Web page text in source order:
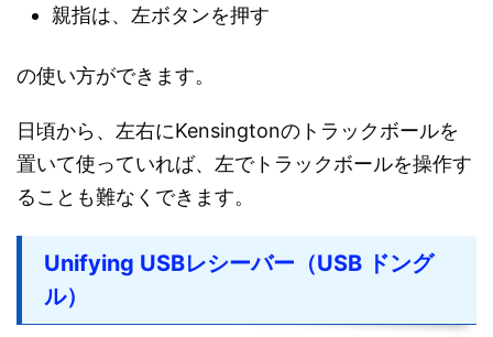
親指は、左ボタンを押す
の使い方ができます。
日頃から、左右にKensingtonのトラックボールを
置いて使っていれば、左でトラックボールを操作す
ることも難なくできます。
Unifying USBレシーバー（USB ドング
ル）